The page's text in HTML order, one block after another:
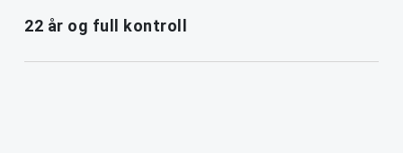
22 år og full kontroll